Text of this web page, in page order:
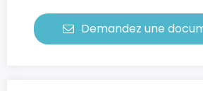
Demandez une